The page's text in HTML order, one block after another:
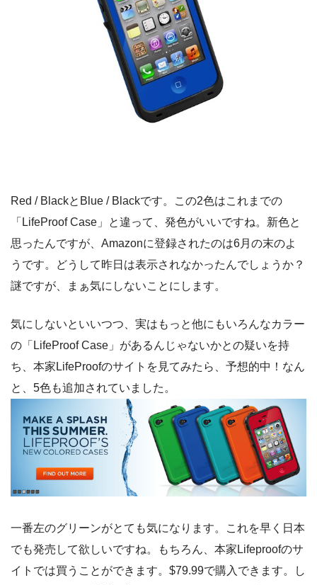
Red / BlackとBlue / Blackです。この2色はこれまでの
「LifeProof Case」と違って、発色がいいですね。新色と
思ったんですが、Amazonに登録されたのは6月の末のよ
うです。どうして昨日は表示されなかったんでしょうか？
謎ですが、まぁ気にしないことにします。
気にしないといいつつ、実はもっと他にもいろんなカラー
の「LifeProof Case」があるんじゃないかとの疑いを持
ち、本家LifeProofのサイトを見てみたら、予想的中！なん
と、5色も追加されていました。
一番左のグリーンがとても気になります。これを早く日本
でも発売して欲しいですね。もちろん、本家Lifeproofのサ
イトでは買うことができます。$79.99で購入できます。し